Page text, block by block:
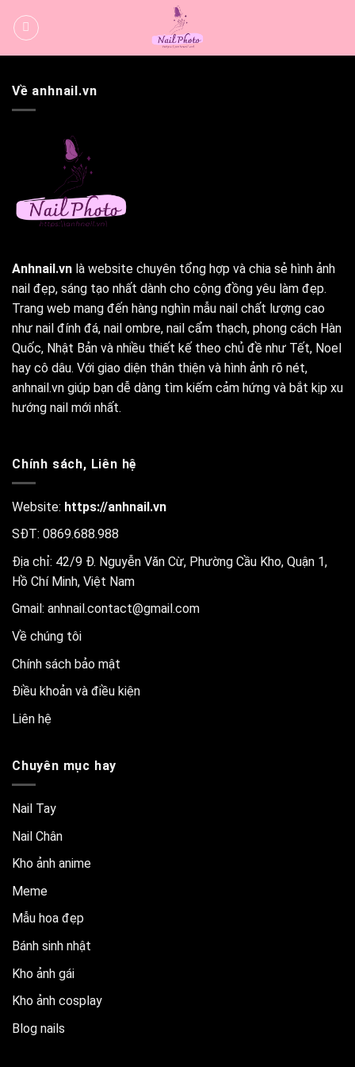
qua
Về anhnail.vn
Anhnail.vn là website chuyên tổng hợp và chia sẻ hình ảnh
nail đẹp, sáng tạo nhất dành cho cộng đồng yêu làm đẹp.
Trang web mang đến hàng nghìn mẫu nail chất lượng cao
như nail đính đá, nail ombre, nail cẩm thạch, phong cách Hàn
Quốc, Nhật Bản và nhiều thiết kế theo chủ đề như Tết, Noel
hay cô dâu. Với giao diện thân thiện và hình ảnh rõ nét,
anhnail.vn giúp bạn dễ dàng tìm kiếm cảm hứng và bắt kịp xu
hướng nail mới nhất.
Chính sách, Liên hệ
Website: https://anhnail.vn
SĐT: 0869.688.988
Địa chỉ: 42/9 Đ. Nguyễn Văn Cừ, Phường Cầu Kho, Quận 1,
Hồ Chí Minh, Việt Nam
Gmail: anhnail.contact@gmail.com
Về chúng tôi
Chính sách bảo mật
Điều khoản và điều kiện
Liên hệ
Chuyên mục hay
Nail Tay
Nail Chân
Kho ảnh anime
Meme
Mẫu hoa đẹp
Bánh sinh nhật
Kho ảnh gái
Kho ảnh cosplay
Blog nails